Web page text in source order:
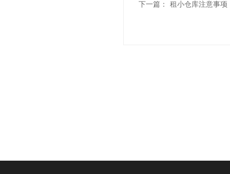
下一篇：
租小仓库注意事项